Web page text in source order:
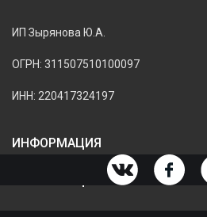
ИП Зырянова Ю.А.
ОГРН: 311507510100097
ИНН: 220417324197
ИНФОРМАЦИЯ
ИНФОРМАЦИЯ О МАГАЗИНЕ